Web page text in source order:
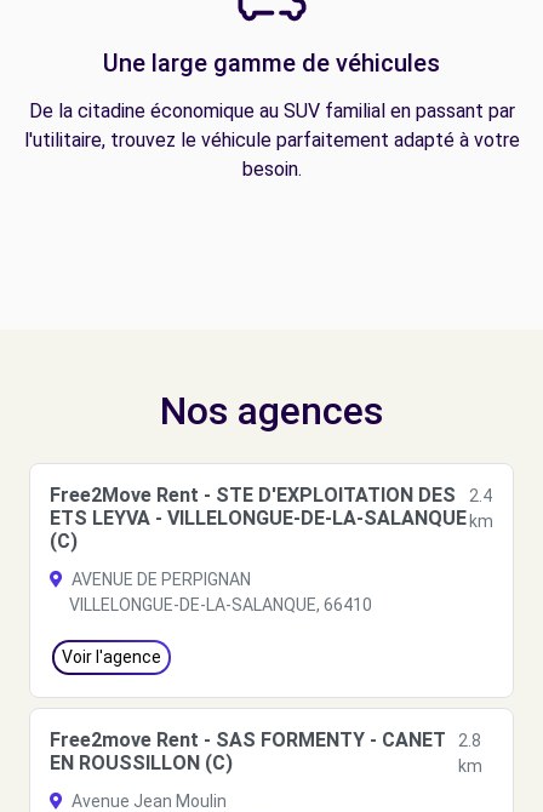
Une large gamme de véhicules
De la citadine économique au SUV familial en passant par
l'utilitaire, trouvez le véhicule parfaitement adapté à votre
besoin.
Nos agences
Free2Move Rent - STE D'EXPLOITATION DES
ETS LEYVA - VILLELONGUE-DE-LA-SALANQUE
(C)
2.4
km
AVENUE DE PERPIGNAN
VILLELONGUE-DE-LA-SALANQUE, 66410
Voir l'agence
Free2move Rent - SAS FORMENTY - CANET
EN ROUSSILLON (C)
2.8
km
Avenue Jean Moulin